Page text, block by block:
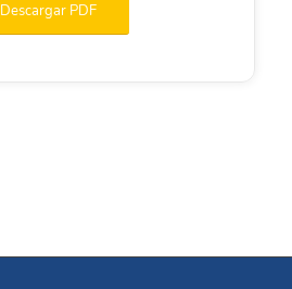
Descargar PDF